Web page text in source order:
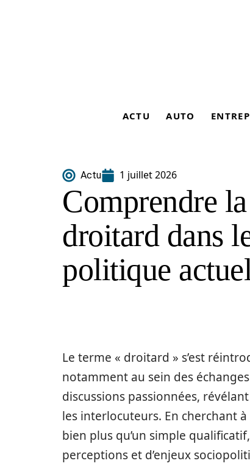
ACTU AUTO
Actu 1 juillet 2026
Comprendre
droitard dans
politique
Le terme « droitard » s’est
notamment au sein des
discussions passionnées,
les interlocuteurs. En cherchant
bien plus qu’un simple
perceptions et d’enjeux